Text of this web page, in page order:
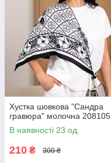
Хустка шовкова "Сандра
гравюра" молочна 208105
В наявності 23 од.
210 ₴ 300 ₴